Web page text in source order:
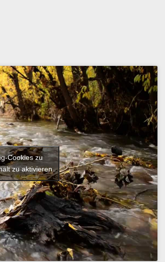
Cookies zu
zu aktivieren